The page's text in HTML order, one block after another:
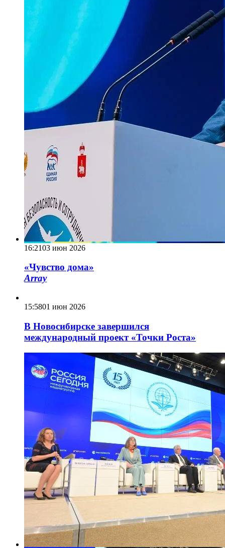
16:2103 июн 2026
«Чувство дома»
Array
15:5801 июн 2026
В Новосибирске завершился
международный проект «Точки Роста»